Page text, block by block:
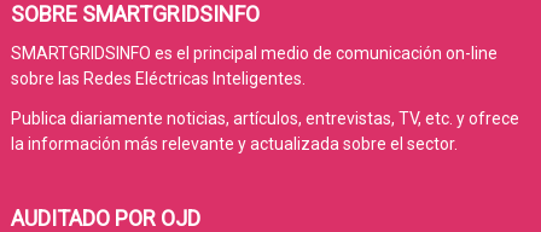
SOBRE SMARTGRIDSINFO
SMARTGRIDSINFO es el principal medio de comunicación on-line
sobre las Redes Eléctricas Inteligentes.
Publica diariamente noticias, artículos, entrevistas, TV, etc. y ofrece
la información más relevante y actualizada sobre el sector.
AUDITADO POR OJD